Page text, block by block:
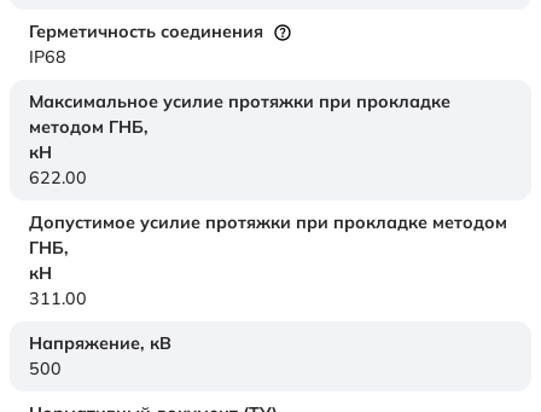
Герметичность соединения
IP68
Максимальное усилие протяжки при прокладке
методом ГНБ,
кН
622.00
Допустимое усилие протяжки при прокладке методом
ГНБ,
кН
311.00
Напряжение, кВ
500